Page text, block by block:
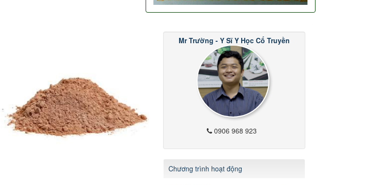
Mr Trường - Y Sĩ Y Học Cổ Truyền
0906 968 923
Chương trình hoạt động